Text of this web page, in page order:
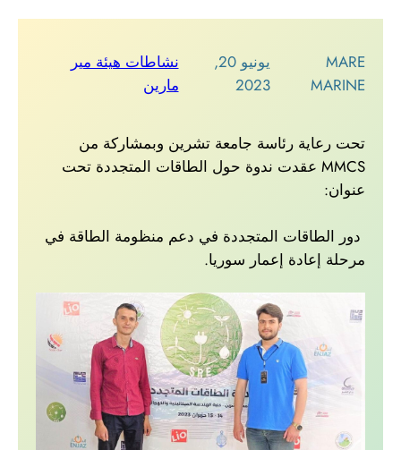
MARE
MARINE
يونيو 20,
2023
نشاطات هيئة مير
مارين
تحت رعاية رئاسة جامعة تشرين وبمشاركة من
MMCS عقدت ندوة حول الطاقات المتجددة تحت
عنوان:
دور الطاقات المتجددة في دعم منظومة الطاقة في
مرحلة إعادة إعمار سوريا.